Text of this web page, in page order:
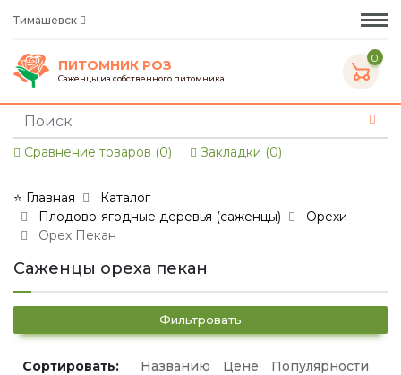
Тимашевск
ПИТОМНИК РОЗ
Саженцы из собственного питомника
0
Сравнение товаров (0) Закладки (0)
⭐ Главная
Каталог
Плодово-ягодные деревья (саженцы)
Орехи
Орех Пекан
Саженцы ореха пекан
Фильтровать
Сортировать: Названию Цене Популярности